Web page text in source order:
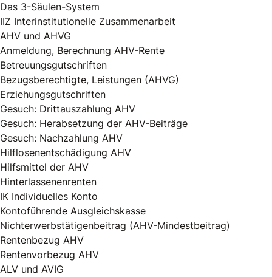
Das 3-Säulen-System
IIZ Interinstitutionelle Zusammenarbeit
AHV und AHVG
Anmeldung, Berechnung AHV-Rente
Betreuungsgutschriften
Bezugsberechtigte, Leistungen (AHVG)
Erziehungsgutschriften
Gesuch: Drittauszahlung AHV
Gesuch: Herabsetzung der AHV-Beiträge
Gesuch: Nachzahlung AHV
Hilflosenentschädigung AHV
Hilfsmittel der AHV
Hinterlassenenrenten
IK Individuelles Konto
Kontoführende Ausgleichskasse
Nichterwerbstätigenbeitrag (AHV-Mindestbeitrag)
Rentenbezug AHV
Rentenvorbezug AHV
ALV und AVIG